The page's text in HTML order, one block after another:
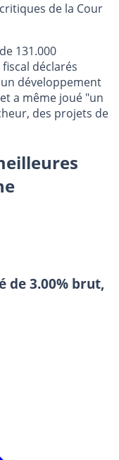
de la Cour
131.000
déclarés
développement
a même joué "un
des projets de
de 3.00% brut,